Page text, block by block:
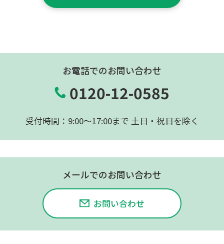
お電話でのお問い合わせ
0120-12-0585
受付時間：9:00〜17:00まで 土日・祝日を除く
メールでのお問い合わせ
お問い合わせ